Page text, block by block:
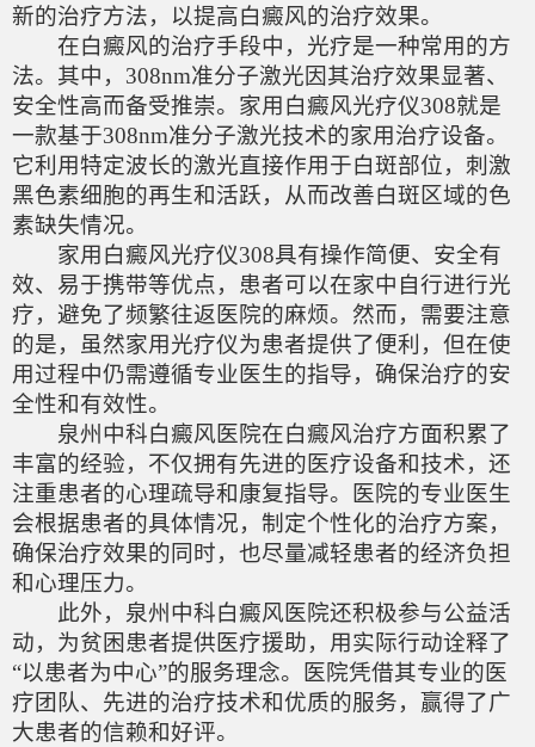
新的治疗方法，以提高白癜风的治疗效果。
在白癜风的治疗手段中，光疗是一种常用的方
法。其中，308nm准分子激光因其治疗效果显著、
安全性高而备受推崇。家用白癜风光疗仪308就是
一款基于308nm准分子激光技术的家用治疗设备。
它利用特定波长的激光直接作用于白斑部位，刺激
黑色素细胞的再生和活跃，从而改善白斑区域的色
素缺失情况。
家用白癜风光疗仪308具有操作简便、安全有
效、易于携带等优点，患者可以在家中自行进行光
疗，避免了频繁往返医院的麻烦。然而，需要注意
的是，虽然家用光疗仪为患者提供了便利，但在使
用过程中仍需遵循专业医生的指导，确保治疗的安
全性和有效性。
泉州中科白癜风医院在白癜风治疗方面积累了
丰富的经验，不仅拥有先进的医疗设备和技术，还
注重患者的心理疏导和康复指导。医院的专业医生
会根据患者的具体情况，制定个性化的治疗方案，
确保治疗效果的同时，也尽量减轻患者的经济负担
和心理压力。
此外，泉州中科白癜风医院还积极参与公益活
动，为贫困患者提供医疗援助，用实际行动诠释了
“以患者为中心”的服务理念。医院凭借其专业的医
疗团队、先进的治疗技术和优质的服务，赢得了广
大患者的信赖和好评。